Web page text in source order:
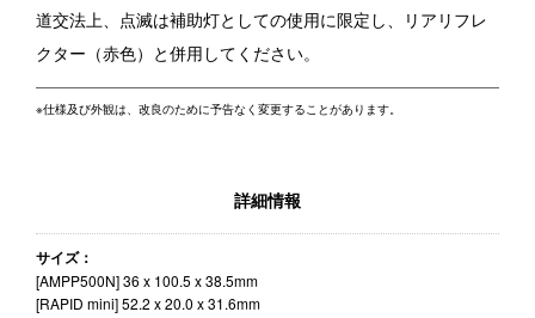
道交法上、点滅は補助灯としての使用に限定し、リアリフレ
クター（赤色）と併用してください。
※仕様及び外観は、改良のために予告なく変更することがあります。
詳細情報
サイズ：
[AMPP500N] 36 x 100.5 x 38.5mm
[RAPID mini] 52.2 x 20.0 x 31.6mm